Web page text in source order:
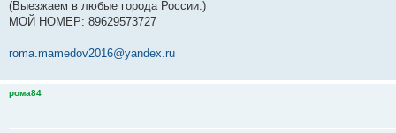
(Выезжаем в любые города России.)
МОЙ НОМЕР: ‪89629573727‬
roma.mamedov2016@yandex.ru
рома84